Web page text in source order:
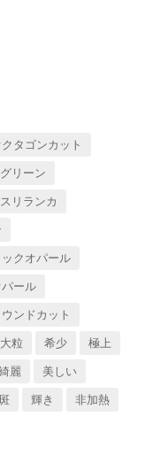
タゴンカット
グリーン
スリランカ
クオパール
ール
ンドカット
大粒 希少
極上
麗
美しい
輝き
非加熱